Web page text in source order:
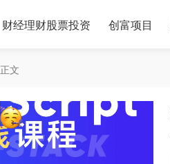
财经理财股票投资 创富项目
正文